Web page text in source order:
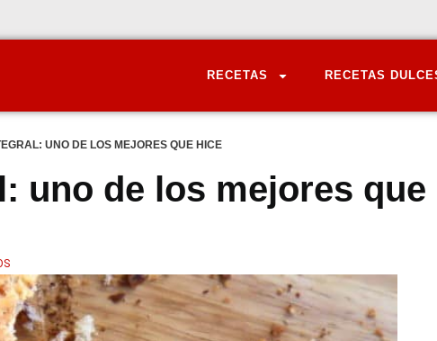
RECETAS RECETAS
UNO DE LOS MEJORES QUE HICE
uno de los mejores que